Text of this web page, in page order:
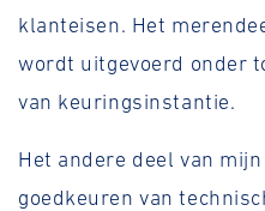
klanteisen. Het
wordt uitgevoerd onder
van keuringsinstantie.
Het andere deel van
goedkeuren van